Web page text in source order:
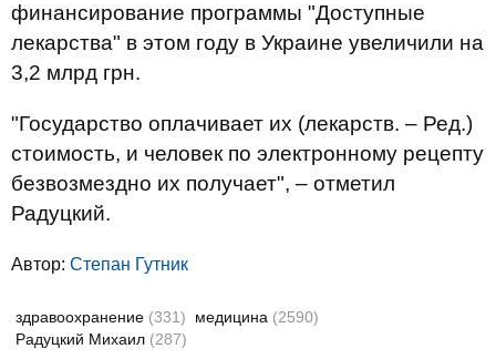
финансирование программы "Доступные
лекарства" в этом году в Украине увеличили на
3,2 млрд грн.
"Государство оплачивает их (лекарств. – Ред.)
стоимость, и человек по электронному рецепту
безвозмездно их получает", – отметил
Радуцкий.
Автор: Степан Гутник
здравоохранение (331) медицина (2590)
Радуцкий Михаил (287)